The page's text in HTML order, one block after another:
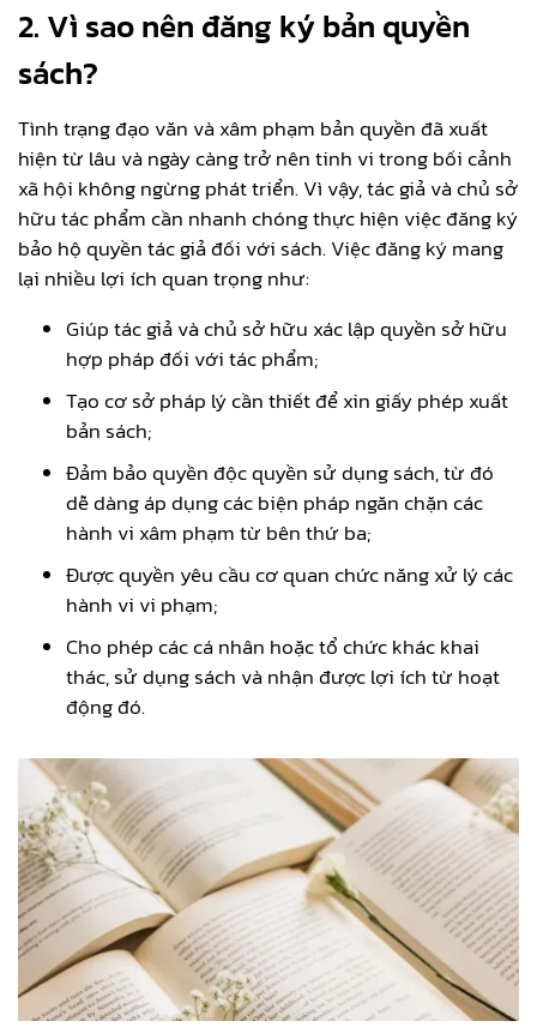
2. Vì sao nên đăng ký bản quyền
sách?
Tình trạng đạo văn và xâm phạm bản quyền đã xuất
hiện từ lâu và ngày càng trở nên tinh vi trong bối cảnh
xã hội không ngừng phát triển. Vì vậy, tác giả và chủ sở
hữu tác phẩm cần nhanh chóng thực hiện việc đăng ký
bảo hộ quyền tác giả đối với sách. Việc đăng ký mang
lại nhiều lợi ích quan trọng như:
Giúp tác giả và chủ sở hữu xác lập quyền sở hữu
hợp pháp đối với tác phẩm;
Tạo cơ sở pháp lý cần thiết để xin giấy phép xuất
bản sách;
Đảm bảo quyền độc quyền sử dụng sách, từ đó
dễ dàng áp dụng các biện pháp ngăn chặn các
hành vi xâm phạm từ bên thứ ba;
Được quyền yêu cầu cơ quan chức năng xử lý các
hành vi vi phạm;
Cho phép các cá nhân hoặc tổ chức khác khai
thác, sử dụng sách và nhận được lợi ích từ hoạt
động đó.